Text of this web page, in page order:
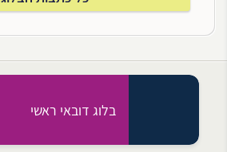
בלוג דובאי ראשי